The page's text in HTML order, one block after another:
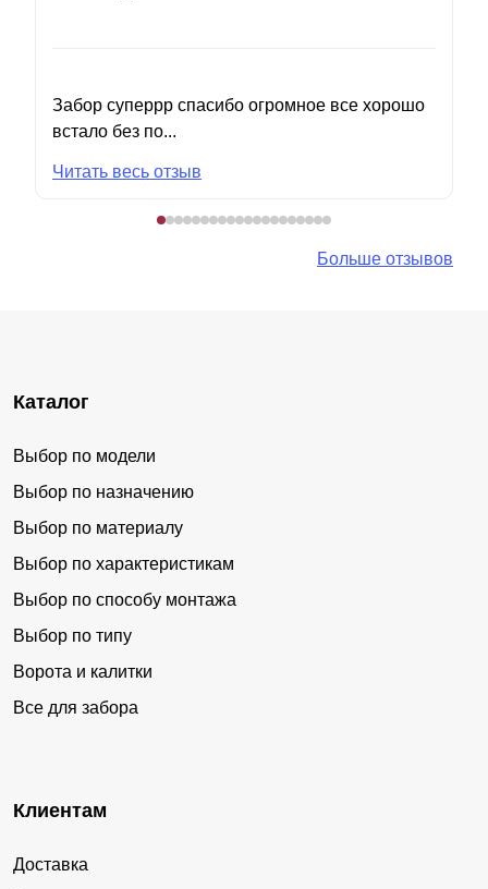
Забор суперрр спасибо огромное все хорошо
встало без по...
Читать весь отзыв
Больше отзывов
Каталог
Выбор по модели
Выбор по назначению
Выбор по материалу
Выбор по характеристикам
Выбор по способу монтажа
Выбор по типу
Ворота и калитки
Все для забора
Клиентам
Доставка